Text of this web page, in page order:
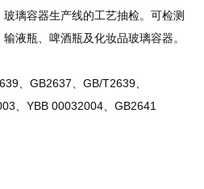
璃容器生产线的工艺抽检。可检测
液瓶、啤酒瓶及化妆品玻璃容器。
、GB2637、GB/T2639、
、YBB 00032004、GB2641